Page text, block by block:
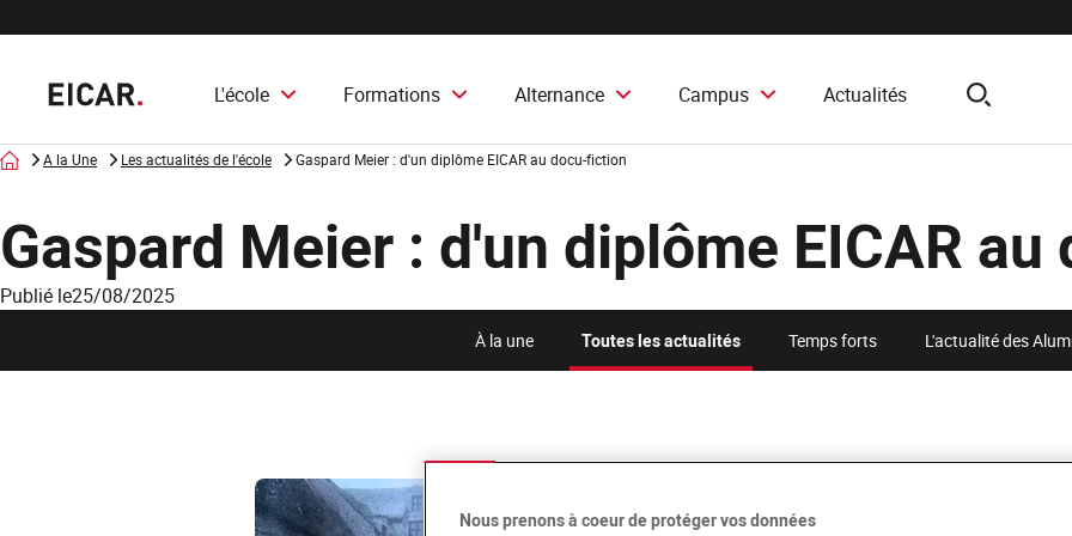
L'école Formations Alternance Campus Actualités search
AccueilA la Une Les actualités de l'école Gaspard Meier : d'un diplôme EICAR au docu-fiction
Gaspard Meier : d'un diplôme EICAR
Publié le25/08/2025
À la une Toutes les actualités Temps forts L'actualité des
Nous prenons à coeur de protéger vos données